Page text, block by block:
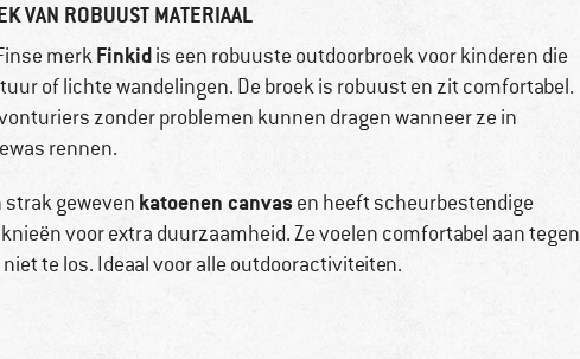
VAN ROBUUST MATERIAAL
merkFinkidis een robuuste outdoorbroek voor kinderen die
of lichte wandelingen. De broek is robuust en zit comfortabel.
zonder problemen kunnen dragen wanneer ze in
rennen.
strak geweven katoenen canvas en heeft scheurbestendige
voor extra duurzaamheid. Ze voelen comfortabel aan tegen
te los. Ideaal voor alle outdooractiviteiten.